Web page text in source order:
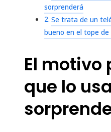
sorprenderá
Se trata de un
bueno en el tope
El motivo
que lo